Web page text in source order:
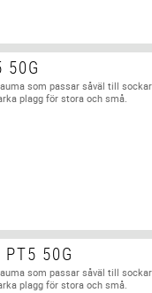
50G
som passar såväl till
plagg för stora och små.
PT5 50G
som passar såväl till
plagg för stora och små.